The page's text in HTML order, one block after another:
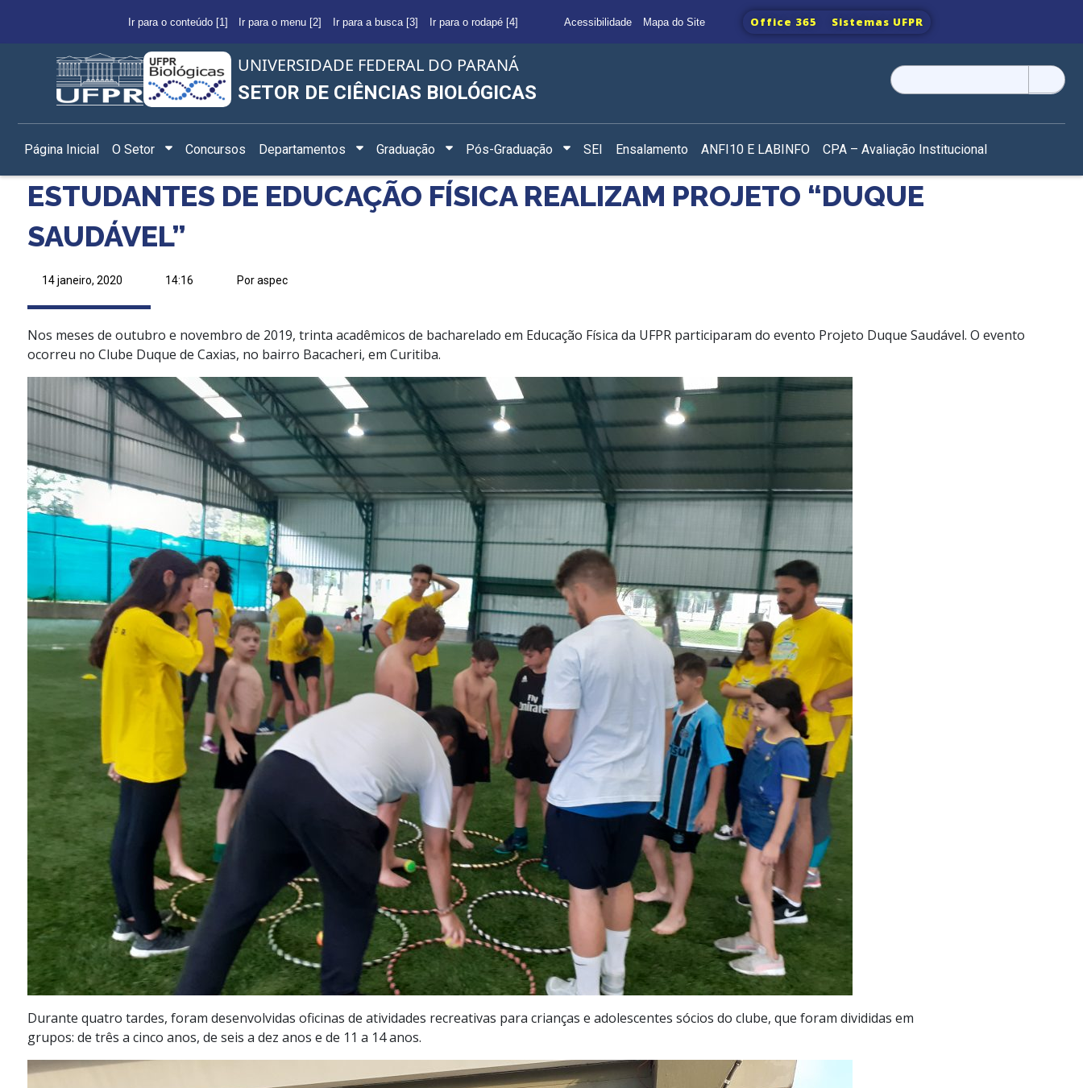
Ir para o conteúdo [1] Ir para o menu [2] Ir para a busca [3] Ir para o rodapé [4] Acessibilidade Mapa do Site Office 365 Sistemas UFPR
UNIVERSIDADE FEDERAL DO PARANÁ
SETOR DE CIÊNCIAS BIOLÓGICAS
Pesquisar
por:
Página Inicial O Setor Concursos Departamentos Graduação Pós-Graduação SEI Ensalamento ANFI10 E LABINFO CPA – Avaliação Institucional
ESTUDANTES DE EDUCAÇÃO FÍSICA REALIZAM PROJETO “DUQUE
SAUDÁVEL”
14 janeiro, 2020 14:16 Por aspec
Nos meses de outubro e novembro de 2019, trinta acadêmicos de bacharelado em Educação Física da UFPR participaram do evento Projeto Duque Saudável. O evento
ocorreu no Clube Duque de Caxias, no bairro Bacacheri, em Curitiba.
Durante quatro tardes, foram desenvolvidas oficinas de atividades recreativas para crianças e adolescentes sócios do clube, que foram divididas em
grupos: de três a cinco anos, de seis a dez anos e de 11 a 14 anos.